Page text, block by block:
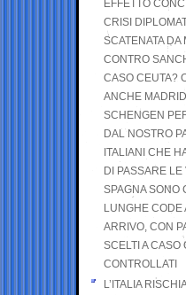
EFFETTO
CRISI
SCATENATA DA
CONTRO
CASO CEUTA?
ANCHE
SCHENGEN
DAL NOSTRO
ITALIANI CHE
DI PASSARE LE
SPAGNA SONO
LUNGHE CODE
ARRIVO, CON
SCELTI A CASO
CONTROLLATI
L’ITALIA